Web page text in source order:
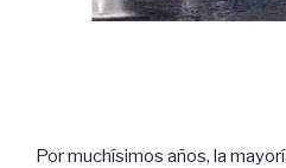
Por muchísimos años, la